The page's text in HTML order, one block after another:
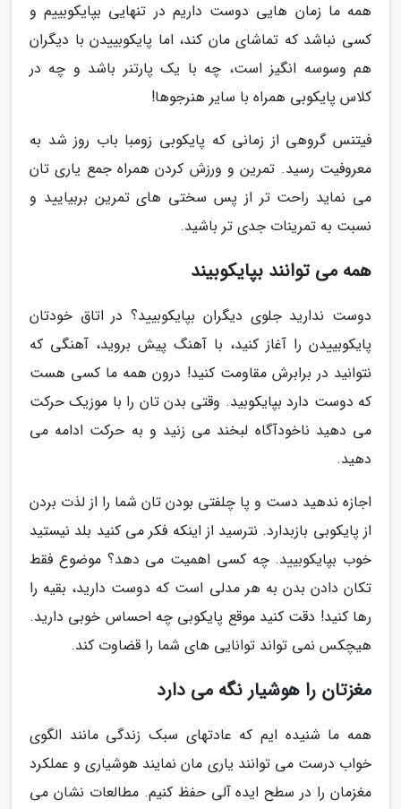
همه ما زمان هایی دوست داریم در تنهایی بپایکوبییم و
کسی نباشد که تماشای مان کند، اما پایکوبییدن با دیگران
هم وسوسه انگیز است، چه با یک پارتنر باشد و چه در
کلاس پایکوبی همراه با سایر هنرجوها!
فیتنس گروهی از زمانی که پایکوبی زومبا باب روز شد به
معروفیت رسید. تمرین و ورزش کردن همراه جمع یاری تان
می نماید راحت تر از پس سختی های تمرین بربیایید و
نسبت به تمرینات جدی تر باشید.
همه می توانند بپایکوبیند
دوست ندارید جلوی دیگران بپایکوبیید؟ در اتاق خودتان
پایکوبییدن را آغاز کنید، با آهنگ پیش بروید، آهنگی که
نتوانید در برابرش مقاومت کنید! درون همه ما کسی هست
که دوست دارد بپایکوبید. وقتی بدن تان را با موزیک حرکت
می دهید ناخودآگاه لبخند می زنید و به حرکت ادامه می
دهید.
اجازه ندهید دست و پا چلفتی بودن تان شما را از لذت بردن
از پایکوبی بازبدارد. نترسید از اینکه فکر می کنید بلد نیستید
خوب بپایکوبیید. چه کسی اهمیت می دهد؟ موضوع فقط
تکان دادن بدن به هر مدلی است که دوست دارید، بقیه را
رها کنید! دقت کنید موقع پایکوبی چه احساس خوبی دارید.
هیچکس نمی تواند توانایی های شما را قضاوت کند.
مغزتان را هوشیار نگه می دارد
همه ما شنیده ایم که عادتهای سبک زندگی مانند الگوی
خواب درست می توانند یاری مان نمایند هوشیاری و عملکرد
مغزمان را در سطح ایده آلی حفظ کنیم. مطالعات نشان می